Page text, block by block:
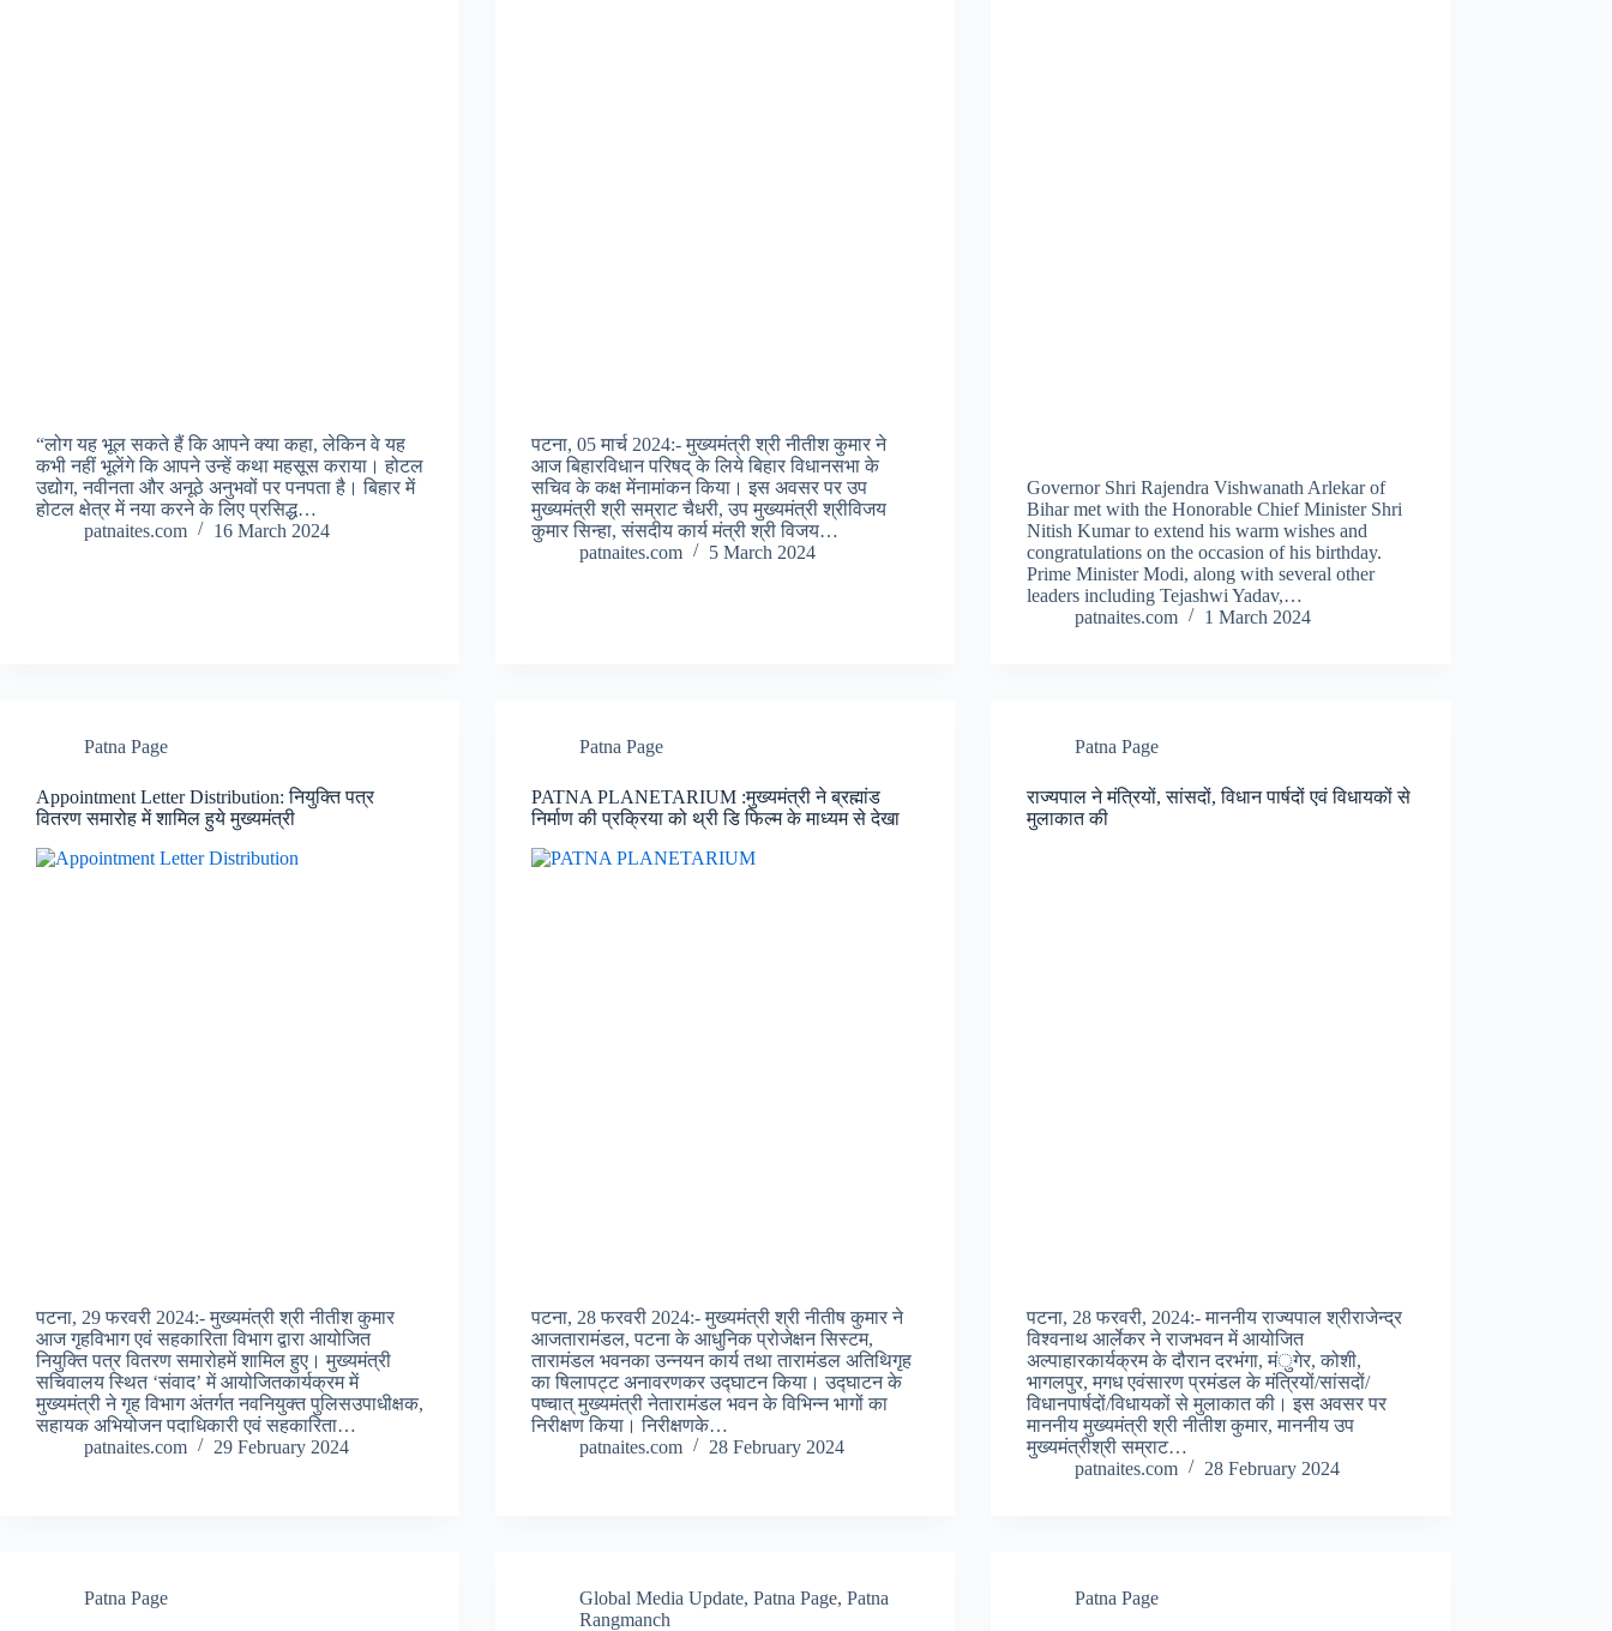
“लोग यह भूल सकते हैं कि आपने क्या कहा, लेकिन वे यह
कभी नहीं भूलेंगे कि आपने उन्हें कथा महसूस कराया। होटल
उद्योग, नवीनता और अनूठे अनुभवों पर पनपता है। बिहार में
होटल क्षेत्र में नया करने के लिए प्रसिद्ध…
patnaites.com
16 March 2024
पटना, 05 मार्च 2024:- मुख्यमंत्री श्री नीतीश कुमार ने
आज बिहारविधान परिषद् के लिये बिहार विधानसभा के
सचिव के कक्ष मेंनामांकन किया। इस अवसर पर उप
मुख्यमंत्री श्री सम्राट चैधरी, उप मुख्यमंत्री श्रीविजय
कुमार सिन्हा, संसदीय कार्य मंत्री श्री विजय…
patnaites.com
5 March 2024
Governor Shri Rajendra Vishwanath Arlekar of
Bihar met with the Honorable Chief Minister Shri
Nitish Kumar to extend his warm wishes and
congratulations on the occasion of his birthday.
Prime Minister Modi, along with several other
leaders including Tejashwi Yadav,…
patnaites.com
1 March 2024
Patna Page
Appointment Letter Distribution: नियुक्ति पत्र
वितरण समारोह में शामिल हुये मुख्यमंत्री
पटना, 29 फरवरी 2024:- मुख्यमंत्री श्री नीतीश कुमार
आज गृहविभाग एवं सहकारिता विभाग द्वारा आयोजित
नियुक्ति पत्र वितरण समारोहमें शामिल हुए। मुख्यमंत्री
सचिवालय स्थित ‘संवाद’ में आयोजितकार्यक्रम में
मुख्यमंत्री ने गृह विभाग अंतर्गत नवनियुक्त पुलिसउपाधीक्षक,
सहायक अभियोजन पदाधिकारी एवं सहकारिता…
patnaites.com
29 February 2024
Patna Page
PATNA PLANETARIUM :मुख्यमंत्री ने ब्रह्मांड
निर्माण की प्रक्रिया को थ्री डि फिल्म के माध्यम से देखा
पटना, 28 फरवरी 2024:- मुख्यमंत्री श्री नीतीष कुमार ने
आजतारामंडल, पटना के आधुनिक प्रोजेक्षन सिस्टम,
तारामंडल भवनका उन्नयन कार्य तथा तारामंडल अतिथिगृह
का षिलापट्ट अनावरणकर उद्घाटन किया। उद्घाटन के
पष्चात् मुख्यमंत्री नेतारामंडल भवन के विभिन्न भागों का
निरीक्षण किया। निरीक्षणके…
patnaites.com
28 February 2024
Patna Page
राज्यपाल ने मंत्रियों, सांसदों, विधान पार्षदों एवं विधायकों से
मुलाकात की
पटना, 28 फरवरी, 2024:- माननीय राज्यपाल श्रीराजेन्द्र
विश्वनाथ आर्लेकर ने राजभवन में आयोजित
अल्पाहारकार्यक्रम के दौरान दरभंगा, मंुगेर, कोशी,
भागलपुर, मगध एवंसारण प्रमंडल के मंत्रियों/सांसदों/
विधानपार्षदों/विधायकों से मुलाकात की। इस अवसर पर
माननीय मुख्यमंत्री श्री नीतीश कुमार, माननीय उप
मुख्यमंत्रीश्री सम्राट…
patnaites.com
28 February 2024
Patna Page Global Media Update,Patna Page,Patna
Rangmanch
Patna Page